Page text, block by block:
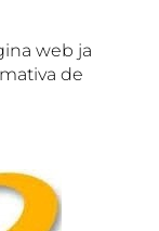
web ja
de